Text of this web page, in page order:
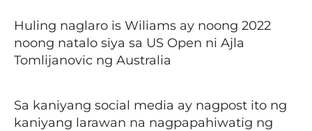
Huling naglaro is Wiliams ay noong 2022
noong natalo siya sa US Open ni Ajla
Tomlijanovic ng Australia
Sa kaniyang social media ay nagpost ito ng
kaniyang larawan na nagpapahiwatig ng